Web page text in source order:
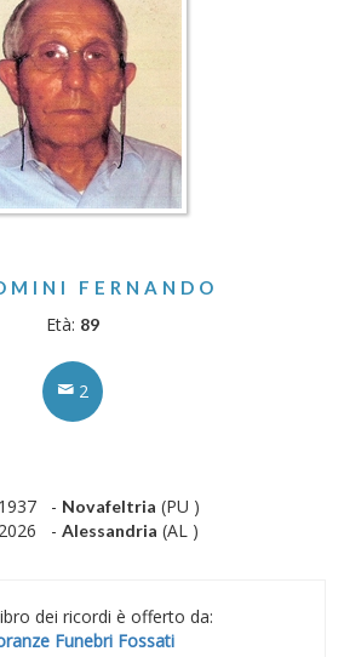
FERNANDO
Età: 89
2
- Novafeltria (PU )
- Alessandria (AL )
dei ricordi è offerto da:
Funebri Fossati